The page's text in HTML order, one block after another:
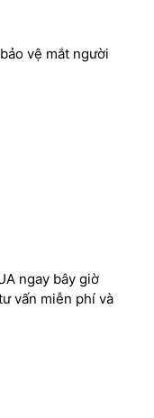
vệ mắt người
ngay bây giờ
vấn miễn phí và